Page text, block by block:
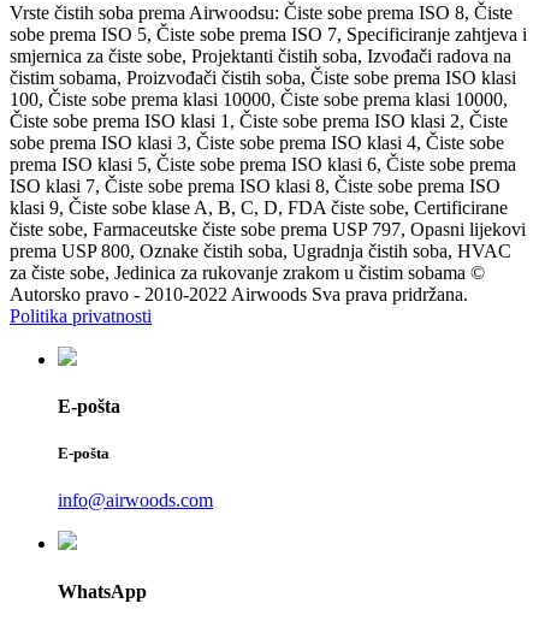
Vrste čistih soba prema Airwoodsu: Čiste sobe prema ISO 8, Čiste
sobe prema ISO 5, Čiste sobe prema ISO 7, Specificiranje zahtjeva i
smjernica za čiste sobe, Projektanti čistih soba, Izvođači radova na
čistim sobama, Proizvođači čistih soba, Čiste sobe prema ISO klasi
100, Čiste sobe prema klasi 10000, Čiste sobe prema klasi 10000,
Čiste sobe prema ISO klasi 1, Čiste sobe prema ISO klasi 2, Čiste
sobe prema ISO klasi 3, Čiste sobe prema ISO klasi 4, Čiste sobe
prema ISO klasi 5, Čiste sobe prema ISO klasi 6, Čiste sobe prema
ISO klasi 7, Čiste sobe prema ISO klasi 8, Čiste sobe prema ISO
klasi 9, Čiste sobe klase A, B, C, D, FDA čiste sobe, Certificirane
čiste sobe, Farmaceutske čiste sobe prema USP 797, Opasni lijekovi
prema USP 800, Oznake čistih soba, Ugradnja čistih soba, HVAC
za čiste sobe, Jedinica za rukovanje zrakom u čistim sobama ©
Autorsko pravo - 2010-2022 Airwoods Sva prava pridržana.
Politika privatnosti
E-pošta
E-pošta
info@airwoods.com
WhatsApp